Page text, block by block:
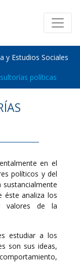
y Estudios Sociales
políticas
en el
políticos y del
sustancialmente
éste analiza los
valores de la
estudiar a los
son sus ideas,